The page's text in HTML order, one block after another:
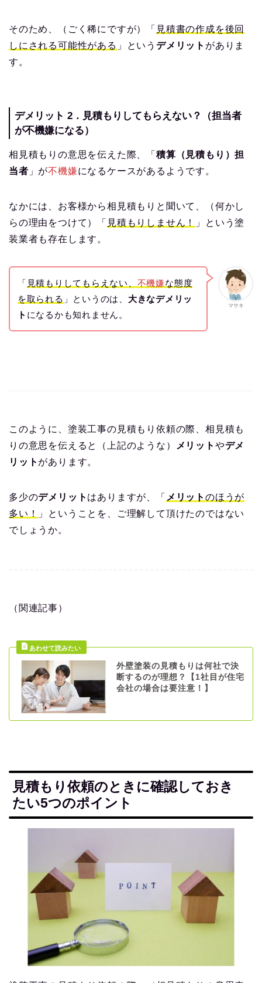
そのため、（ごく稀にですが）「 見積書の作成を後回
しにされる可能性がある 」というデメリット がありま
す。
デメリット 2．見積もりしてもらえない？（担当者
が不機嫌になる）
相見積もりの意思を伝えた際、「 積算（見積もり）担
当者 」が不機嫌になるケースがあるようです。
なかには、お客様から相見積もりと聞いて、（何かし
らの理由をつけて）「 見積もりしません！
」という塗
装業者も存在します。
マサキ
「 見積もりして もらえない 不機嫌な態度
を取られる 」というのは、 大きなデメリッ
ト になるかも知れません。
このように、塗装工事の見積もり依頼の際、相見積も
りの意思を伝えると（上記のような）
メリット やデメ
リット があります。
多少のデメリット はありますが、「 メリットのほうが
多い！
」ということを、ご理解して頂けたのではない
でしょうか。
（関連記事）
外壁塗装の見積もりは何社で決
断するのが理想？【1社目が住宅
会社の場合は要注意！】
見積もり依頼のときに確認しておき
たい5つのポイント